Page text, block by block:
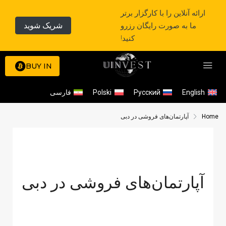
ارائه آنلاین را با کارگزار برتر
ما به صورت رایگان رزرو
کنید!
شریک شوید
BUY IN
English
Русский
Polski فارسی
Home آپارتمان‌های فروشی در دبی
آپارتمان‌های فروشی در دبی